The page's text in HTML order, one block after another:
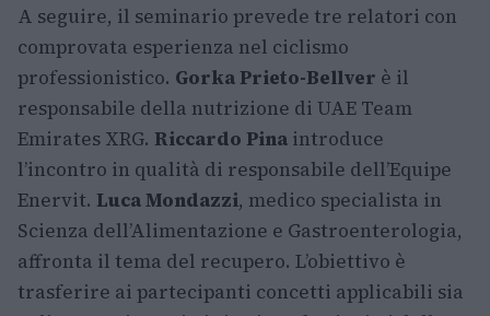
A seguire, il seminario prevede tre relatori con
comprovata esperienza nel ciclismo
professionistico. Gorka Prieto-Bellver è il
responsabile della nutrizione di UAE Team
Emirates XRG. Riccardo Pina introduce
l’incontro in qualità di responsabile dell’Equipe
Enervit. Luca Mondazzi, medico specialista in
Scienza dell’Alimentazione e Gastroenterologia,
affronta il tema del recupero. L’obiettivo è
trasferire ai partecipanti concetti applicabili sia